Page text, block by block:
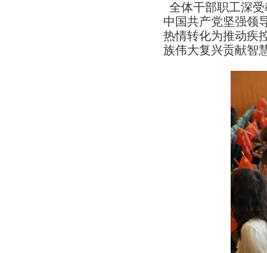
全体干部职工深
中国共产党坚强领
热情转化为推动疾
族伟大复兴贡献智